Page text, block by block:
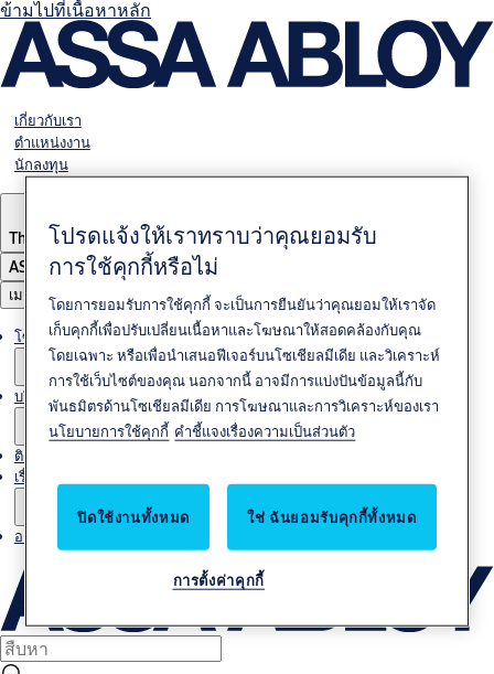
ข้ามไปที่เนื้อหาหลัก
เกี่ยวกับเรา
ตำแหน่งงาน
นักลงทุน
Thailand· ภาษาไทย
ASSA ABLOY Group
เมนู
โซลูชั่นต่างๆ
บริการ
ติดต่อเรา
เรื่องราวของเรา
อาชีพ
โปรดแจ้งให้เราทราบว่าคุณยอมรับ
การใช้คุกกี้หรือไม่
โดยการยอมรับการใช้คุกกี้ จะเป็นการยืนยันว่าคุณยอมให้เราจัด
เก็บคุกกี้เพื่อปรับเปลี่ยนเนื้อหาและโฆษณาให้สอดคล้องกับคุณ
โดยเฉพาะ หรือเพื่อนำเสนอฟีเจอร์บนโซเชียลมีเดีย และวิเคราะห์
การใช้เว็บไซต์ของคุณ นอกจากนี้ อาจมีการแบ่งปันข้อมูลนี้กับ
พันธมิตรด้านโซเชียลมีเดีย การโฆษณาและการวิเคราะห์ของเรา
นโยบายการใช้คุกกี้ คำชี้แจงเรื่องความเป็นส่วนตัว
ปิดใช้งานทั้งหมด ใช่ ฉันยอมรับคุกกี้ทั้งหมด
การตั้งค่าคุกกี้